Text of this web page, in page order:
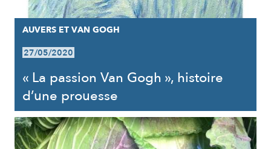
AUVERS ET VAN GOGH
27/05/2020
« La passion Van Gogh », histoire
d’une prouesse